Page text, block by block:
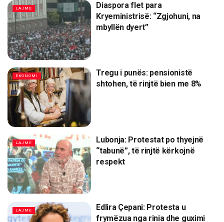
LAJME
Diaspora flet para
Kryeministrisë: “Zgjohuni, na
mbyllën dyert”
EKONOMI
Tregu i punës: pensionistë
shtohen, të rinjtë bien me 8%
LAJME
Lubonja: Protestat po thyejnë
“tabunë”, të rinjtë kërkojnë
respekt
LAJME
Edlira Çepani: Protesta u
frymëzua nga rinia dhe guximi